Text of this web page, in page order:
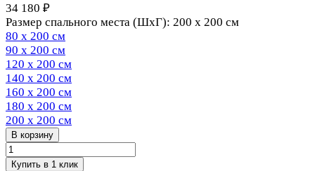
34 180 ₽
Размер спального места (ШхГ): 200 х 200 см
80 х 200 см
90 х 200 см
120 х 200 см
140 х 200 см
160 х 200 см
180 х 200 см
200 х 200 см
В корзину
Купить в 1 клик